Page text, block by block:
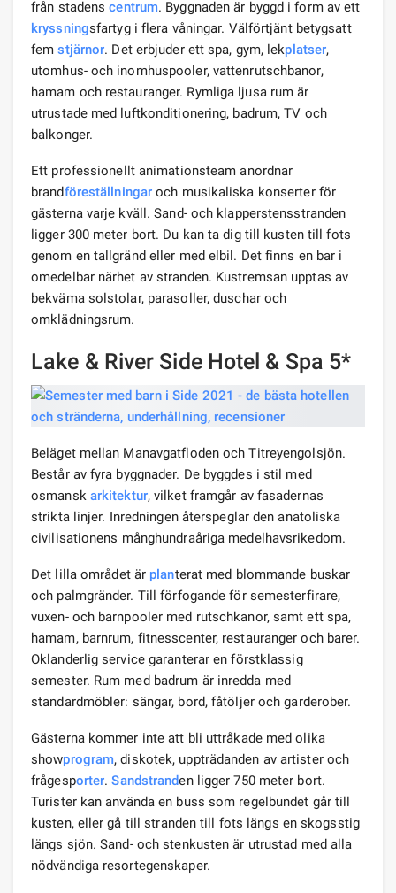
från stadenscentrum. Byggnaden är byggd i form av ett
kryssningsfartyg i flera våningar. Välförtjänt betygsatt
femstjärnor. Det erbjuder ett spa, gym, lekplatser,
utomhus- och inomhuspooler, vattenrutschbanor,
hamam och restauranger. Rymliga ljusa rum är
utrustade med luftkonditionering, badrum, TV och
balkonger.
Ett professionellt animationsteam anordnar
brandföreställningar och musikaliska konserter för
gästerna varje kväll. Sand- och klapperstensstranden
ligger 300 meter bort. Du kan ta dig till kusten till fots
genom en tallgränd eller med elbil. Det finns en bar i
omedelbar närhet av stranden. Kustremsan upptas av
bekväma solstolar, parasoller, duschar och
omklädningsrum.
Lake & River Side Hotel & Spa 5*
Beläget mellan Manavgatfloden och Titreyengolsjön.
Består av fyra byggnader. De byggdes i stil med
osmansk arkitektur, vilket framgår av fasadernas
strikta linjer. Inredningen återspeglar den anatoliska
civilisationens månghundraåriga medelhavsrikedom.
Det lilla området är planterat med blommande buskar
och palmgränder. Till förfogande för semesterfirare,
vuxen- och barnpooler med rutschkanor, samt ett spa,
hamam, barnrum, fitnesscenter, restauranger och barer.
Oklanderlig service garanterar en förstklassig
semester. Rum med badrum är inredda med
standardmöbler: sängar, bord, fåtöljer och garderober.
Gästerna kommer inte att bli uttråkade med olika
showprogram, diskotek, uppträdanden av artister och
frågesporter.Sandstranden ligger 750 meter bort.
Turister kan använda en buss som regelbundet går till
kusten, eller gå till stranden till fots längs en skogsstig
längs sjön. Sand- och stenkusten är utrustad med alla
nödvändiga resortegenskaper.